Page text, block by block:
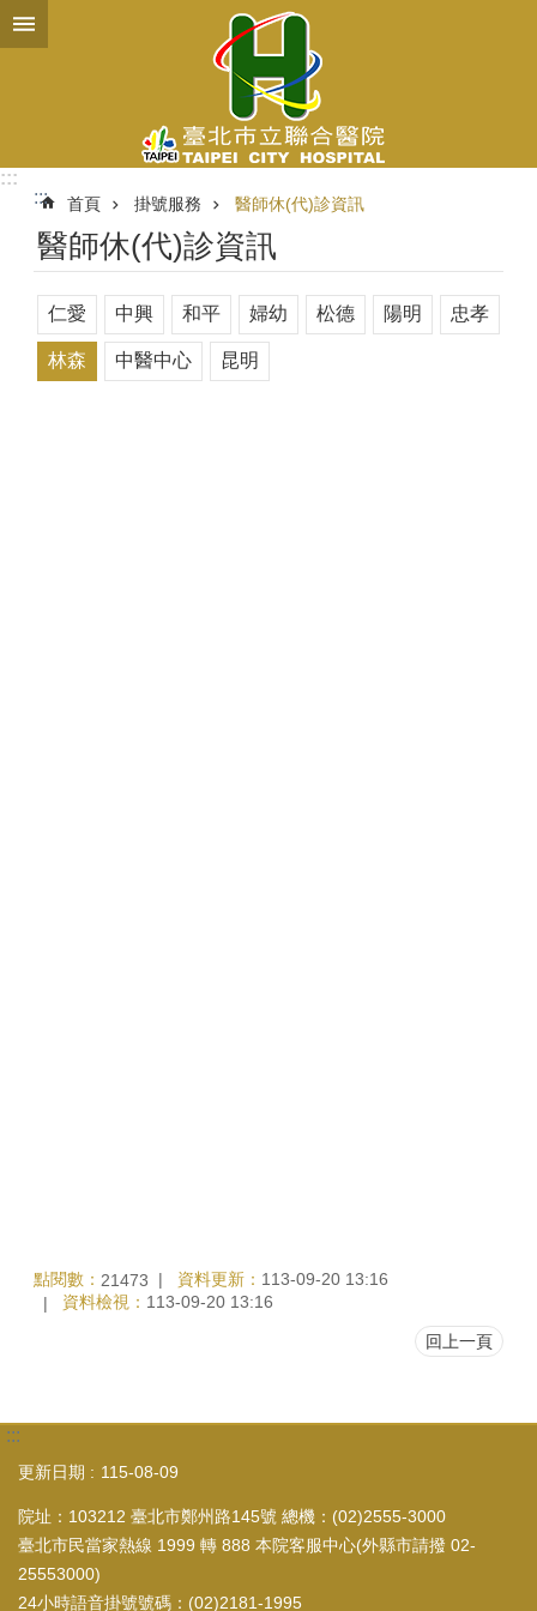
跳到主要內容區塊
:::
:::
首頁 掛號服務 醫師休(代)診資訊
醫師休(代)診資訊
仁愛 中興 和平 婦幼 松德 陽明 忠孝
林森 中醫中心 昆明
點閱數： 21473 資料更新： 113-09-20 13:16
資料檢視： 113-09-20 13:16
回上一頁
:::
更新日期 115-08-09
院址：103212 臺北市鄭州路145號 總機：(02)2555-3000
臺北市民當家熱線 1999 轉 888 本院客服中心(外縣市請撥 02-
25553000)
24小時語音掛號號碼：(02)2181-1995